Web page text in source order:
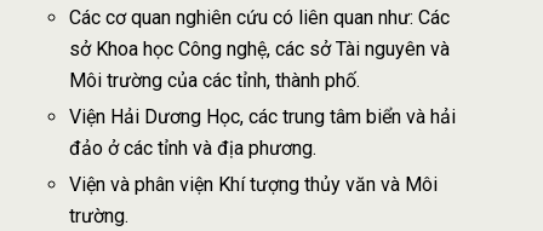
Các cơ quan nghiên cứu có liên quan như: Các
sở Khoa học Công nghệ, các sở Tài nguyên và
Môi trường của các tỉnh, thành phố.
Viện Hải Dương Học, các trung tâm biển và hải
đảo ở các tỉnh và địa phương.
Viện và phân viện Khí tượng thủy văn và Môi
trường.